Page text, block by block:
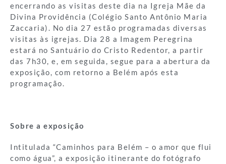
encerrando as visitas deste dia na Igreja Mãe da
Divina Providência (Colégio Santo Antônio Maria
Zaccaria). No dia 27 estão programadas diversas
visitas às igrejas. Dia 28 a Imagem Peregrina
estará no Santuário do Cristo Redentor, a partir
das 7h30, e, em seguida, segue para a abertura da
exposição, com retorno a Belém após esta
programação.
Sobre a exposição
Intitulada “Caminhos para Belém – o amor que flui
como água”, a exposição itinerante do fotógrafo